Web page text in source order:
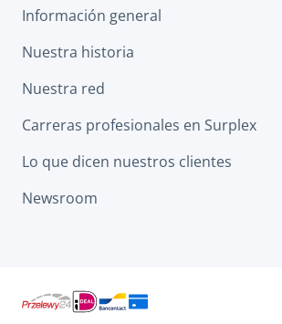
Información general
Nuestra historia
Nuestra red
Carreras profesionales en Surplex
Lo que dicen nuestros clientes
Newsroom